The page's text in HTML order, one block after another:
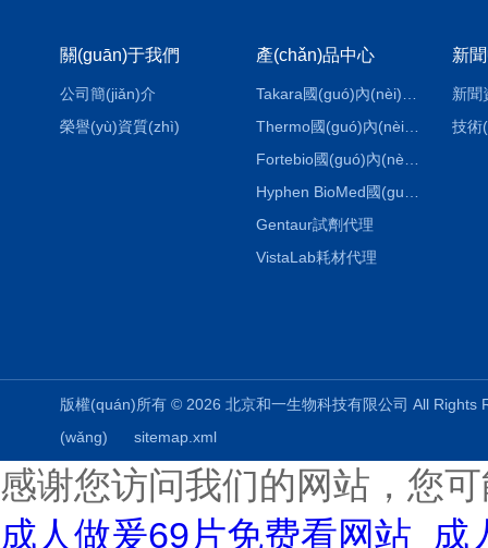
關(guān)于我們
公司簡(jiǎn)介
榮譽(yù)資質(zhì)
產(chǎn)品中心
Thermo國(guó)內(nèi)代理
Gentaur試劑代理
VistaLab耗材代理
新
新聞
技術
版權(quán)所有 © 2026 北京和一生物科技有限公司 All
(wǎng)
sitemap.xml
感谢您访问我们的网站，您
成人做爰69片免费看网站_